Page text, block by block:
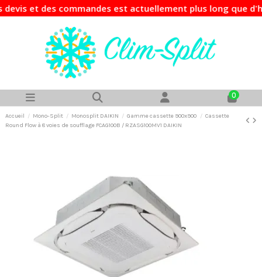
des commandes est actuellement plus long que
0
Accueil Mono-Split Monosplit DAIKIN Gamme cassette 900x900
Cassette
Round Flow à 8 voies de soufflage FCAG100B / RZASG100MV1 DAIKIN